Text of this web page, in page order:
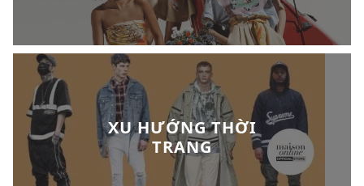
XU HƯỚNG THỜI
TRANG